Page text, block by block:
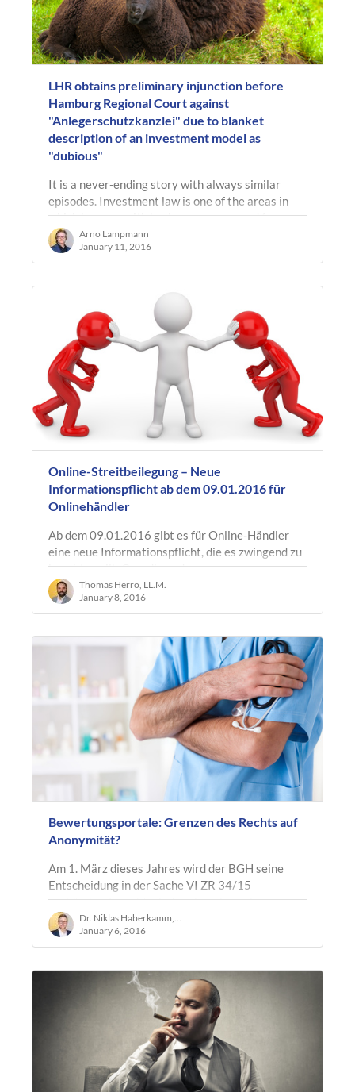
LHR obtains preliminary injunction before
Hamburg Regional Court against
"Anlegerschutzkanzlei" due to blanket
description of an investment model as
"dubious"
It is a never-ending story with always similar
episodes. Investment law is one of the areas in
which lawyers with business acumen and few
scruples can quickly earn a lot of…
Arno Lampmann
January 11, 2016
Online-Streitbeilegung – Neue
Informationspflicht ab dem 09.01.2016 für
Onlinehändler
Ab dem 09.01.2016 gibt es für Online-Händler
eine neue Informationspflicht, die es zwingend zu
beachten gilt. Grundlage der neuen
Informationspflicht ist die VERORDNUNG…
Thomas Herro, LL.M.
January 8, 2016
Bewertungsportale: Grenzen des Rechts auf
Anonymität?
Am 1. März dieses Jahres wird der BGH seine
Entscheidung in der Sache VI ZR 34/15
verkünden. Es geht wieder einmal um eine
negative Bewertung eines Zahnarztes auf dem…
January 6, 2016